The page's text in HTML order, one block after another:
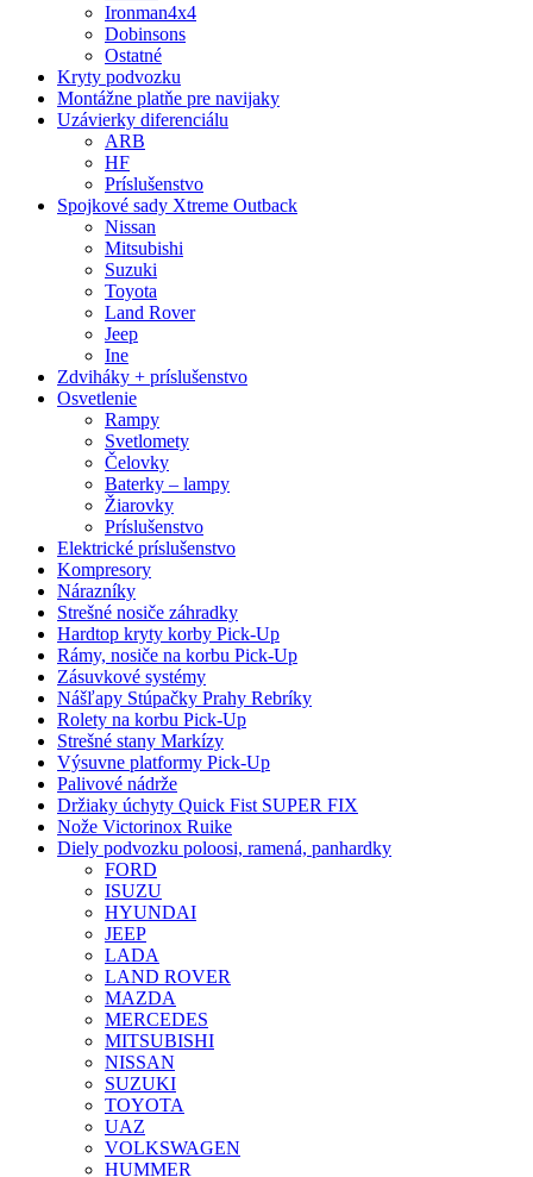
Ironman4x4
Dobinsons
Ostatné
Kryty podvozku
Montážne platňe pre navijaky
Uzávierky diferenciálu
ARB
HF
Príslušenstvo
Spojkové sady Xtreme Outback
Nissan
Mitsubishi
Suzuki
Toyota
Land Rover
Jeep
Ine
Zdviháky + príslušenstvo
Osvetlenie
Rampy
Svetlomety
Čelovky
Baterky – lampy
Žiarovky
Príslušenstvo
Elektrické príslušenstvo
Kompresory
Nárazníky
Strešné nosiče záhradky
Hardtop kryty korby Pick-Up
Rámy, nosiče na korbu Pick-Up
Zásuvkové systémy
Nášľapy Stúpačky Prahy Rebríky
Rolety na korbu Pick-Up
Strešné stany Markízy
Výsuvne platformy Pick-Up
Palivové nádrže
Držiaky úchyty Quick Fist SUPER FIX
Nože Victorinox Ruike
Diely podvozku poloosi, ramená, panhardky
FORD
ISUZU
HYUNDAI
JEEP
LADA
LAND ROVER
MAZDA
MERCEDES
MITSUBISHI
NISSAN
SUZUKI
TOYOTA
UAZ
VOLKSWAGEN
HUMMER